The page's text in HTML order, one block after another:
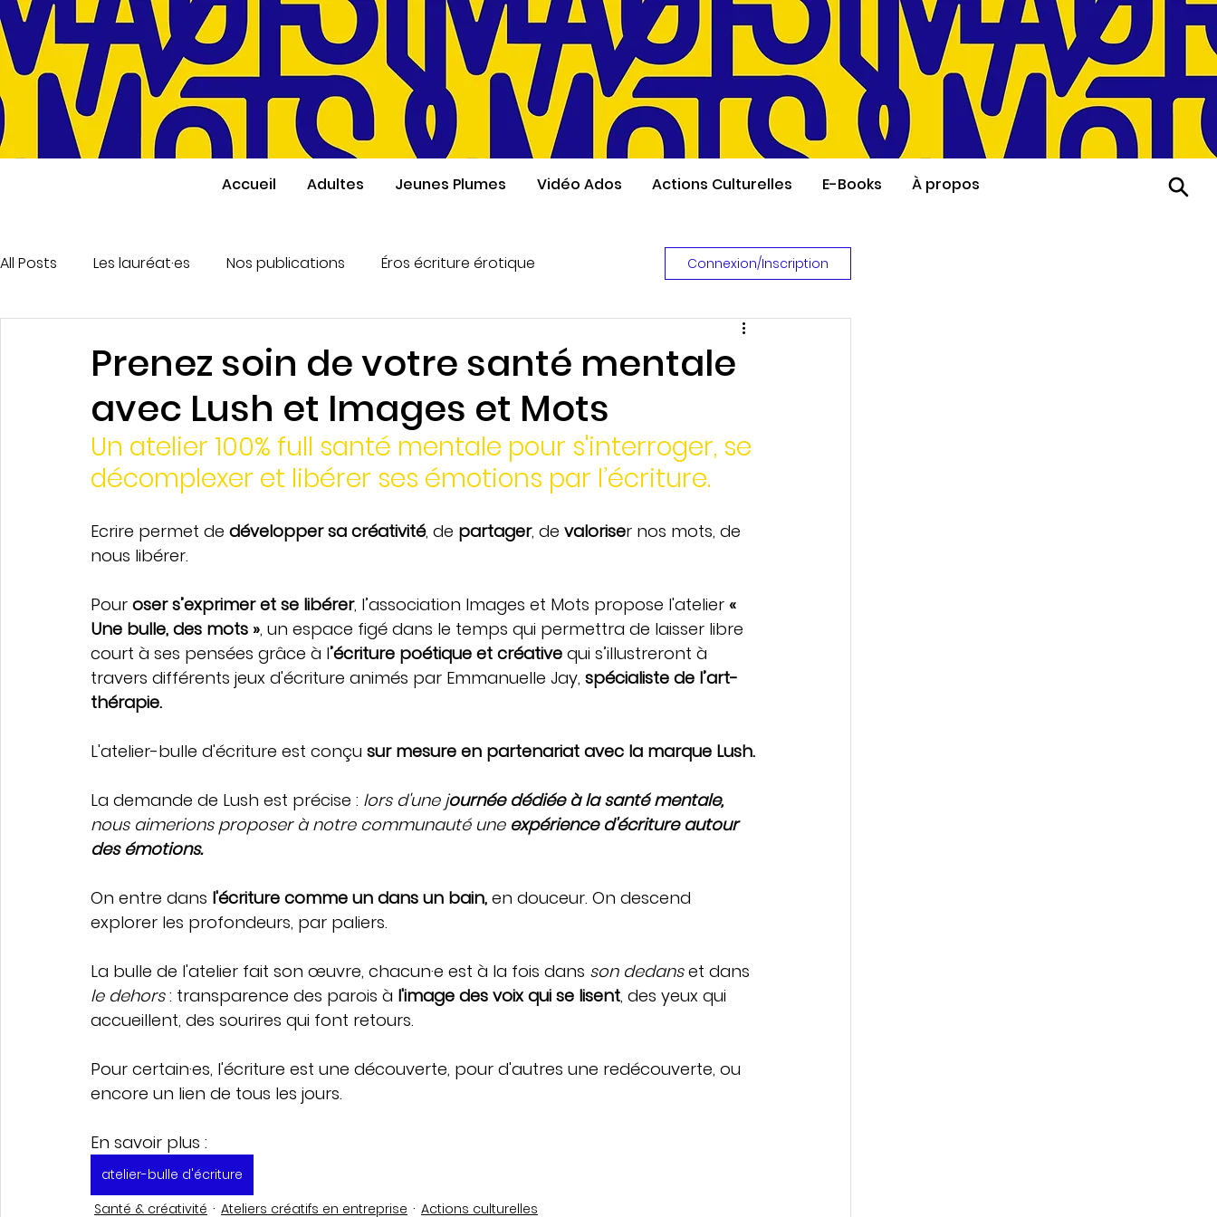
Accueil Adultes Jeunes Plumes Vidéo Ados Actions Culturelles E-Books À propos
All Posts Les lauréat·es Nos publications Éros écriture érotique
Écriture créative adulte Santé & créativité Ateliers créatifs en entreprise
Collaborations Prix Clara Boxe et écriture Actions culturelles
Connexion/Inscription
Prenez soin de votre santé mentale
avec Lush et Images et Mots
Un atelier 100% full santé mentale pour s'interroger, se
décomplexer et libérer ses émotions par l’écriture.
Ecrire permet de développer sa créativité, de partager, de valoriser nos mots, de
nous libérer.
Pour oser s’exprimer et se libérer, l’association Images et Mots propose l'atelier «
Une bulle, des mots », un espace figé dans le temps qui permettra de laisser libre
court à ses pensées grâce à l’écriture poétique et créative qui s’illustreront à
travers différents jeux d'écriture animés par Emmanuelle Jay, spécialiste de l’art-
thérapie.
L'atelier-bulle d'écriture est conçu sur mesure en partenariat avec la marque Lush.
La demande de Lush est précise : lors d'une journée dédiée à la santé mentale,
nous aimerions proposer à notre communauté une expérience d'écriture autour
des émotions.
On entre dans l'écriture comme un dans un bain, en douceur. On descend
explorer les profondeurs, par paliers.
La bulle de l'atelier fait son œuvre, chacun·e est à la fois dans son dedans et dans
le dehors : transparence des parois à l'image des voix qui se lisent, des yeux qui
accueillent, des sourires qui font retours.
Pour certain·es, l'écriture est une découverte, pour d'autres une redécouverte, ou
encore un lien de tous les jours.
En savoir plus :
atelier-bulle d'écriture
Santé & créativité
Ateliers créatifs en entreprise Actions culturelles